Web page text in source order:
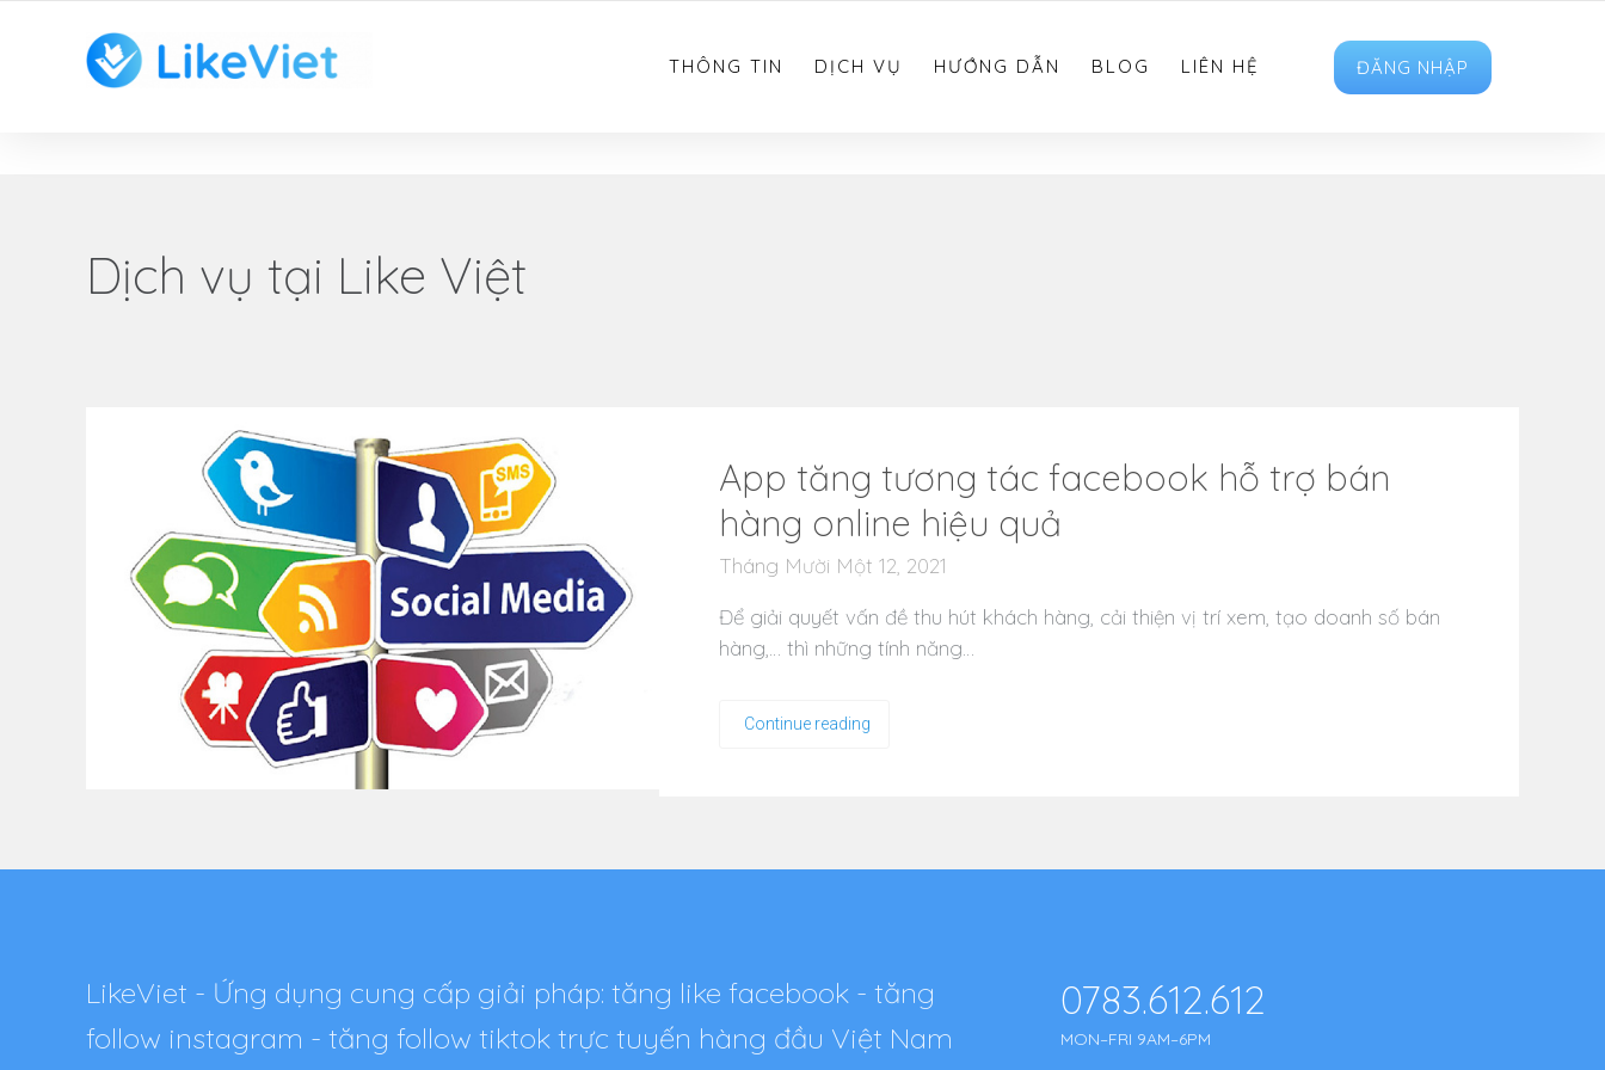
THÔNG TIN DỊCH VỤ HƯỚNG DẪN BLOG LIÊN HỆ ĐĂNG NHẬP
Dịch vụ tại Like Việt
App tăng tương tác facebook hỗ trợ bán
hàng online hiệu quả
Tháng Mười Một 12, 2021
Để giải quyết vấn đề thu hút khách hàng, cải thiện vị trí xem, tạo doanh số bán
hàng,… thì những tính năng…
Continue reading
LikeViet - Ứng dụng cung cấp giải pháp: tăng like facebook - tăng
follow instagram - tăng follow tiktok trực tuyến hàng đầu Việt Nam
0783.612.612
MON–FRI 9AM–6PM